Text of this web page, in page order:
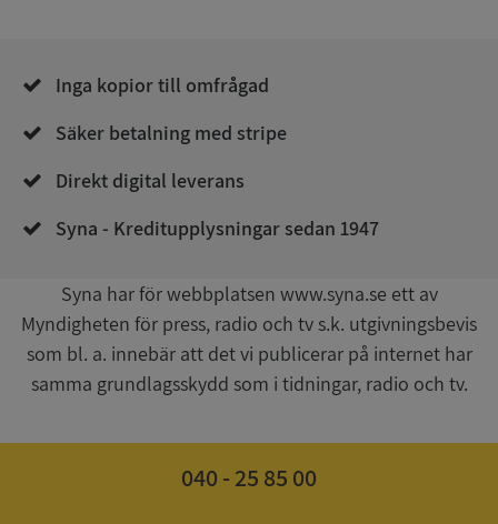
Inga kopior till omfrågad
Säker betalning med stripe
Direkt digital leverans
Syna - Kreditupplysningar sedan 1947
Syna har för webbplatsen www.syna.se ett av
Myndigheten för press, radio och tv s.k. utgivningsbevis
som bl. a. innebär att det vi publicerar på internet har
samma grundlagsskydd som i tidningar, radio och tv.
040 - 25 85 00
VISITOR_PRIVACY_METADATA
YouTube
ASP.NET_SessionId
Microsoft
Corporation
Privacy Policy